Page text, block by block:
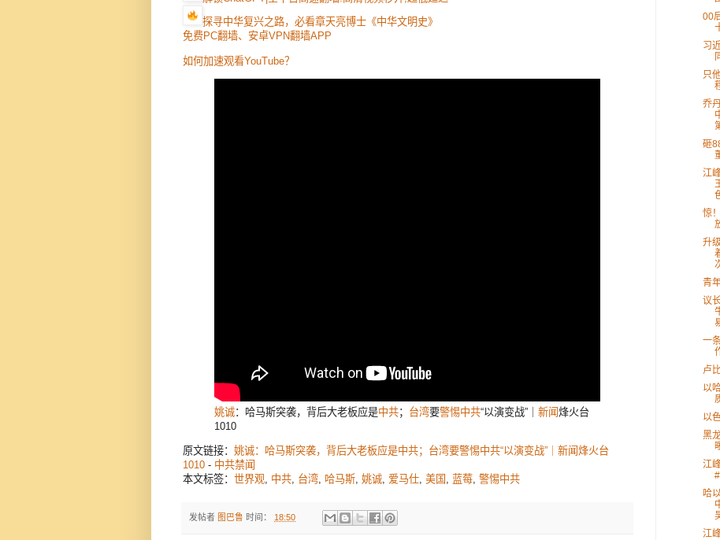
探寻中华复兴之路，必看章天亮博士《中华文明史》
免费PC翻墙、安卓VPN翻墙APP
如何加速观看YouTube？
姚诚：哈马斯突袭，背后大老板应是中共； 台湾要警惕中共“以演变战”｜ 新闻烽火台
1010
原文链接： 姚诚：哈马斯突袭，背后大老板应是中共；台湾要警惕中共“以演变战”｜新闻烽火台
1010 - 中共禁闻
本文标签： 世界观, 中共, 台湾, 哈马斯, 姚诚, 爱马仕, 美国 , 蓝莓, 警惕中共
发帖者 图巴鲁 时间： 18:50
00
习
只
乔
砸
江
惊
升
青
议
一
卢
以
以
黑
江
哈
江